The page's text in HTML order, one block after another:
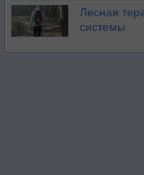
Лесная
системы